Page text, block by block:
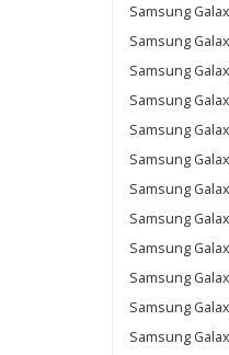
Samsung
Samsung
Samsung
Samsung
Samsung
Samsung
Samsung
Samsung
Samsung
Samsung
Samsung
Samsung